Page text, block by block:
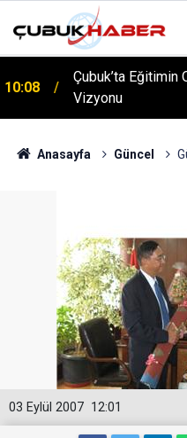
Çubuk’ta Eğitimin
Vizyonu
12:06
ÇUBUK’TA ‘YAZA
Gönüllerince
Anasayfa Güncel
12:01
03 Eylül 2007